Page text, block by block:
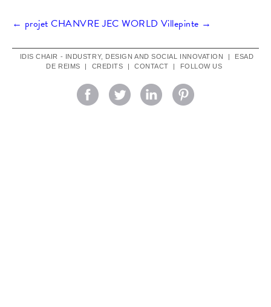
Post
navigation
← projet CHANVRE JEC WORLD Villepinte →
IDIS CHAIR - INDUSTRY, DESIGN AND SOCIAL INNOVATION |
ESAD
DE REIMS
| CREDITS | CONTACT | FOLLOW US